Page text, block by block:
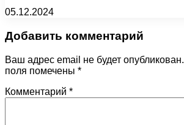
05.12.2024
Добавить комментарий
Ваш адрес email не будет опубликован.
поля помечены *
Комментарий *